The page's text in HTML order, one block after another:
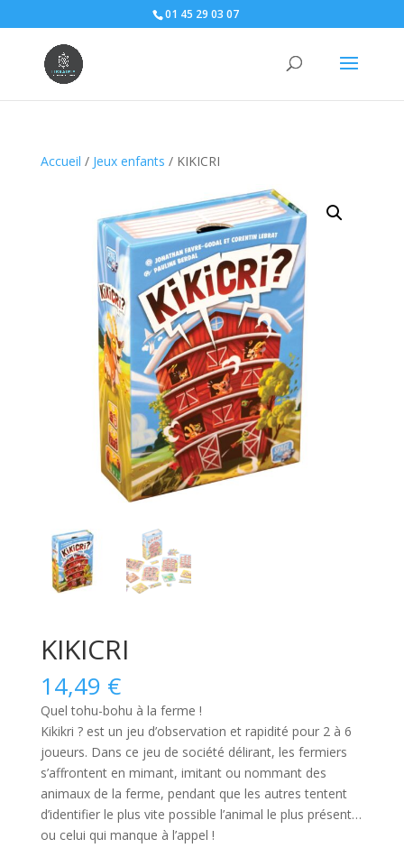
01 45 29 03 07
Accueil / Jeux enfants / KIKICRI
KIKICRI
14,49 €
Quel tohu-bohu à la ferme !
Kikikri ?est un jeu d’observation et rapidité pour 2 à 6
joueurs. Dans ce jeu de société délirant, les fermiers
s’affrontent en mimant, imitant ou nommant des
animaux de la ferme, pendant que les autres tentent
d’identifier le plus vite possible l’animal le plus présent…
ou celui qui manque à l’appel !